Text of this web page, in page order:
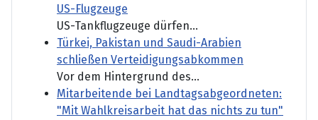
US-Flugzeuge
US-Tankflugzeuge dürfen...
Türkei, Pakistan und Saudi-Arabien
schließen Verteidigungsabkommen
Vor dem Hintergrund des...
Mitarbeitende bei Landtagsabgeordneten:
"Mit Wahlkreisarbeit hat das nichts zu tun"